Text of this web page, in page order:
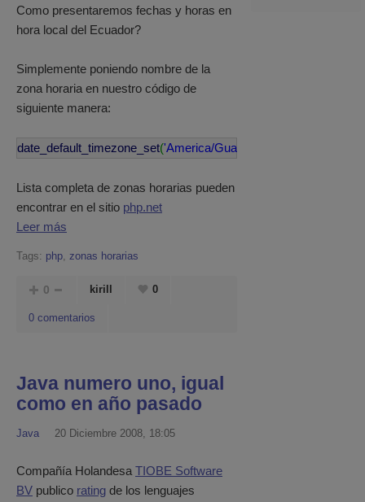
Como presentaremos fechas y horas en
hora local del Ecuador?
Simplemente poniendo nombre de la
zona horaria en nuestro código de
siguiente manera:
date_default_timezone_set('America/Guayaquil'
Lista completa de zonas horarias pueden
encontrar en el sitio php.net
Leer más
Tags: php, zonas horarias
0 kirill 0
0 comentarios
Java numero uno, igual
como en año pasado
Java 20 Diciembre 2008, 18:05
Compañía Holandesa TIOBE Software
BV publico rating de los lenguajes